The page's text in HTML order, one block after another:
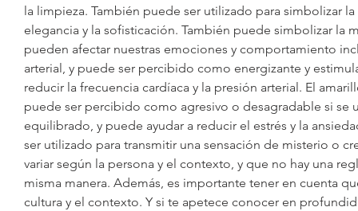
la limpieza. También puede ser utilizado para simbolizar
elegancia y la sofisticación. También puede simbolizar
pueden afectar nuestras emociones y comportamiento
arterial, y puede ser percibido como energizante y
reducir la frecuencia cardíaca y la presión arterial. El
puede ser percibido como agresivo o desagradable si
equilibrado, y puede ayudar a reducir el estrés y la
ser utilizado para transmitir una sensación de misterio o
variar según la persona y el contexto, y que no hay una
misma manera. Además, es importante tener en cuenta
cultura y el contexto. Y si te apetece conocer en